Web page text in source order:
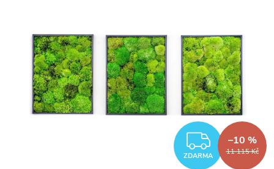
ZDARMA 11 115 Kč
–10 %